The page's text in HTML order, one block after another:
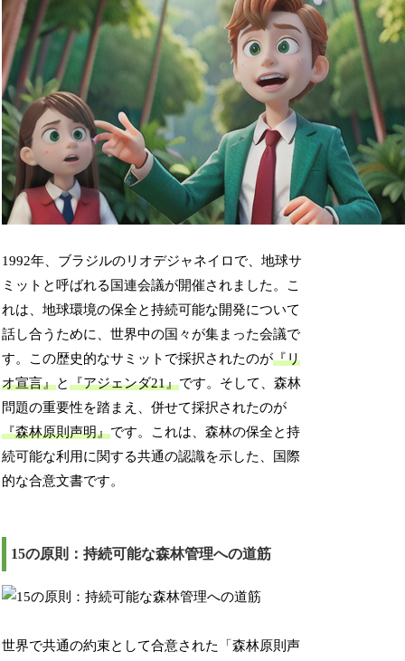
1992年、ブラジルのリオデジャネイロで、地球サ
ミットと呼ばれる国連会議が開催されました。こ
れは、地球環境の保全と持続可能な開発について
話し合うために、世界中の国々が集まった会議で
す。この歴史的なサミットで採択されたのが『リ
オ宣言』と『アジェンダ21』です。そして、森林
問題の重要性を踏まえ、併せて採択されたのが
『森林原則声明』です。これは、森林の保全と持
続可能な利用に関する共通の認識を示した、国際
的な合意文書です。
15の原則：持続可能な森林管理への道筋
世界で共通の約束として合意された「森林原則声